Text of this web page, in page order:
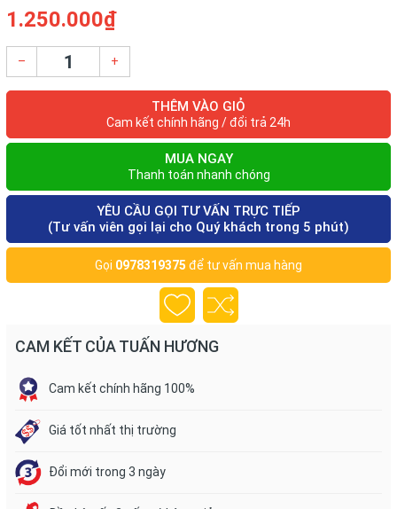
1.250.000₫
– +
THÊM VÀO GIỎ
Cam kết chính hãng / đổi trả 24h
MUA NGAY
Thanh toán nhanh chóng
YÊU CẦU GỌI TƯ VẤN TRỰC TIẾP
(Tư vấn viên gọi lại cho Quý khách trong 5 phút)
Gọi 0978319375 để tư vấn mua hàng
CAM KẾT CỦA TUẤN HƯƠNG
Cam kết chính hãng 100%
Giá tốt nhất thị trường
Đổi mới trong 3 ngày